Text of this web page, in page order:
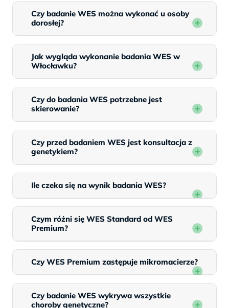
Czy badanie WES można wykonać u osoby
dorosłej?
Jak wygląda wykonanie badania WES w
Włocławku?
Czy do badania WES potrzebne jest
skierowanie?
Czy przed badaniem WES jest konsultacja z
genetykiem?
Ile czeka się na wynik badania WES?
Czym różni się WES Standard od WES
Premium?
Czy WES Premium zastępuje mikromacierze?
Czy badanie WES wykrywa wszystkie
choroby genetyczne?